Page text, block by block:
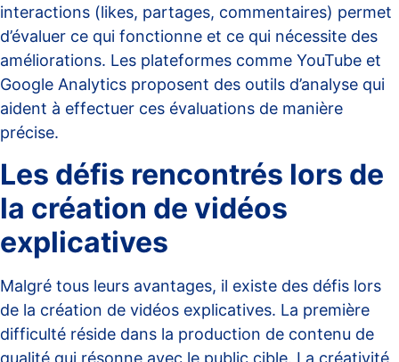
interactions (likes, partages, commentaires) permet
d’évaluer ce qui fonctionne et ce qui nécessite des
améliorations. Les plateformes comme YouTube et
Google Analytics proposent des outils d’analyse qui
aident à effectuer ces évaluations de manière
précise.
Les défis rencontrés lors de
la création de vidéos
explicatives
Malgré tous leurs avantages, il existe des défis lors
de la création de vidéos explicatives. La première
difficulté réside dans la production de contenu de
qualité qui résonne avec le public cible. La créativité